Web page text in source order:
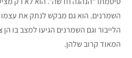
השמרנים. הוא גם מבקש לנתק את עצמו
הלייבור וגם השמרנים הגיעו למצב בו
המאוד קרוב שלהן.